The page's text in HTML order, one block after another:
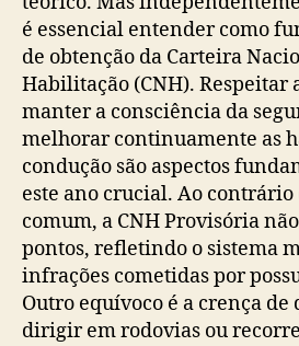
é essencial entender como
de obtenção da Carteira
Habilitação (CNH). Respeitar
manter a consciência da
melhorar continuamente as
condução são aspectos
este ano crucial. Ao
comum, a CNH Provisória
pontos, refletindo o sistema
infrações cometidas por
Outro equívoco é a crença de
dirigir em rodovias ou